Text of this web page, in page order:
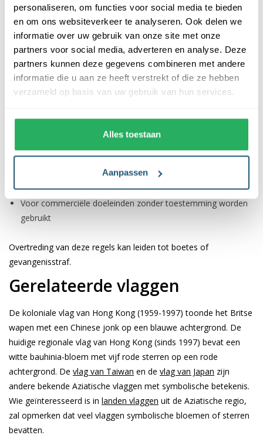
personaliseren, om functies voor social media te bieden
en om ons websiteverkeer te analyseren. Ook delen we
informatie over uw gebruik van onze site met onze
partners voor social media, adverteren en analyse. Deze
partners kunnen deze gegevens combineren met andere
informatie die u aan ze heeft verstrekt of die ze hebben
verzameld op basis van uw gebruik van hun services.
Alles toestaan
Aanpassen
Herdenkingsdagen voor slachtoffers van tragedies
De vlag wordt eerst volledig gehesen voordat deze naar
halfstok wordt gebracht, en aan het einde van de dag weer
volledig gehesen voordat deze wordt neergehaald.
Protocol
Het gebruik van de vlag wordt gereguleerd door de Regional
Flag and Regional Emblem Ordinance. De vlag mag niet:
Beschadigd of bezoedeld worden
Ondersteboven worden gehangen
Op de grond liggen
Voor commerciële doeleinden zonder toestemming worden
gebruikt
Overtreding van deze regels kan leiden tot boetes of
gevangenisstraf.
Gerelateerde vlaggen
De koloniale vlag van Hong Kong (1959-1997) toonde het Britse
wapen met een Chinese jonk op een blauwe achtergrond. De
huidige regionale vlag van Hong Kong (sinds 1997) bevat een
witte bauhinia-bloem met vijf rode sterren op een rode
achtergrond. De vlag van Taiwan en de vlag van Japan zijn
andere bekende Aziatische vlaggen met symbolische betekenis.
Wie geïnteresseerd is in landen vlaggen uit de Aziatische regio,
zal opmerken dat veel vlaggen symbolische bloemen of sterren
bevatten.